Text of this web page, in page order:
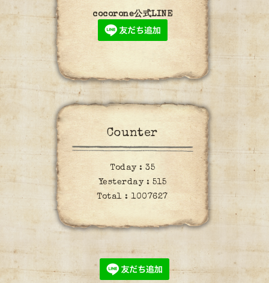
cocorone公式LINE
Counter
Today : 35
Yesterday : 515
Total :1007627